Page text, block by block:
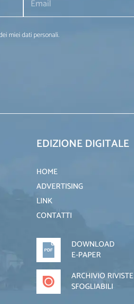
miei dati personali.
EDIZIONE DIGITALE
HOME
ADVERTISING
LINK
CONTATTI
DOWNLOAD
E-PAPER
ARCHIVIO RIVISTE
SFOGLIABILI